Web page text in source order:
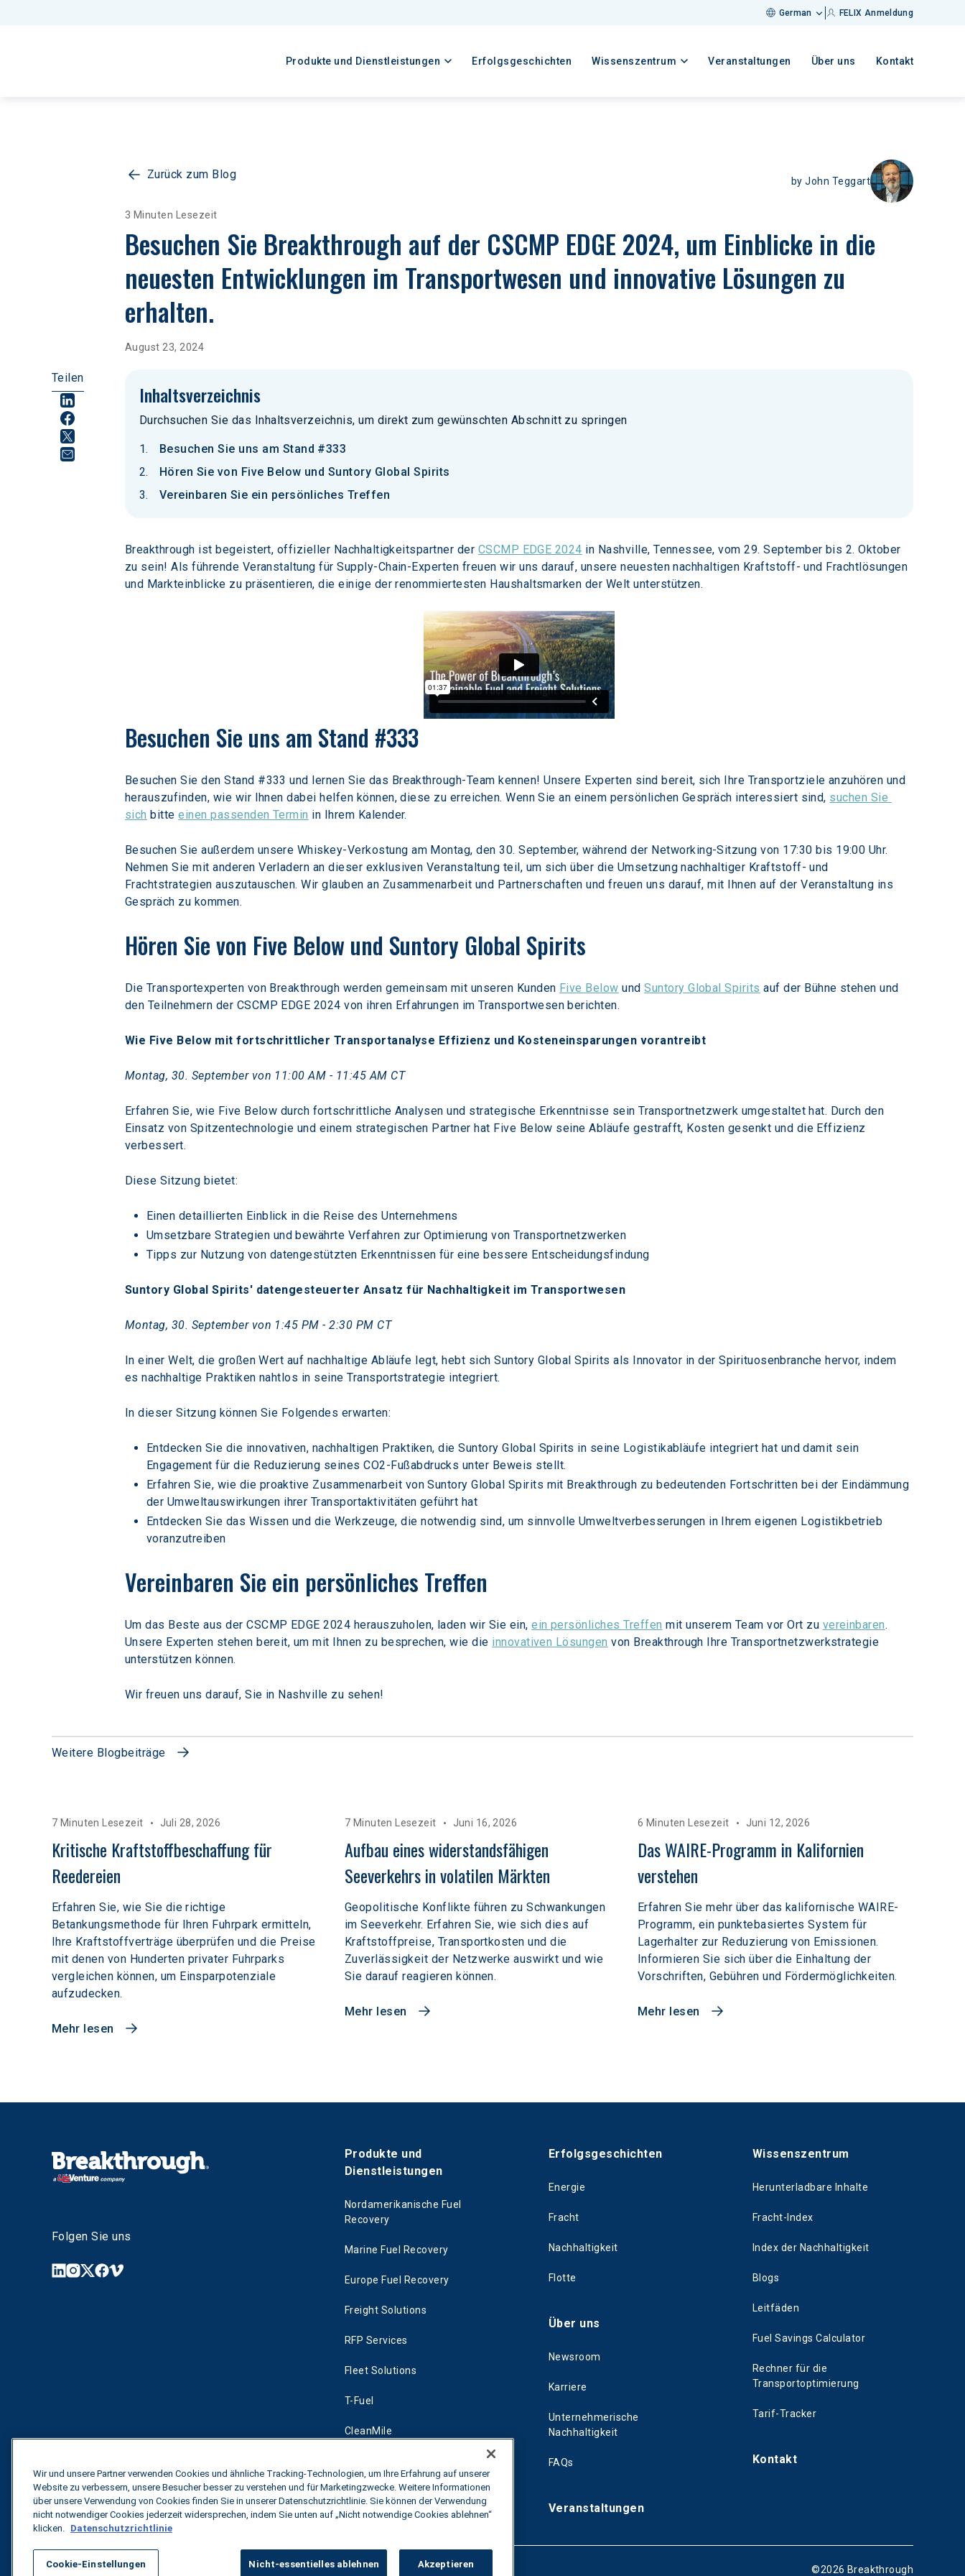
German FELIX Anmeldung
Produkte und Dienstleistungen Erfolgsgeschichten Wissenszentrum Veranstaltungen Über uns Kontakt
Zurück zum Blog byJohn Teggart
3 Minuten Lesezeit
Besuchen Sie Breakthrough auf der CSCMP EDGE 2024, um Einblicke in die
neuesten Entwicklungen im Transportwesen und innovative Lösungen zu
erhalten.
August 23, 2024
Teilen
Inhaltsverzeichnis
Durchsuchen Sie das Inhaltsverzeichnis, um direkt zum gewünschten Abschnitt zu springen
Besuchen Sie uns am Stand #333
Hören Sie von Five Below und Suntory Global Spirits
Vereinbaren Sie ein persönliches Treffen
Breakthrough ist begeistert, offizieller Nachhaltigkeitspartner der CSCMP EDGE 2024 in Nashville, Tennessee, vom 29. September bis 2. Oktober
zu sein! Als führende Veranstaltung für Supply-Chain-Experten freuen wir uns darauf, unsere neuesten nachhaltigen Kraftstoff- und Frachtlösungen
und Markteinblicke zu präsentieren, die einige der renommiertesten Haushaltsmarken der Welt unterstützen.
Besuchen Sie uns am Stand #333
Besuchen Sie den Stand #333 und lernen Sie das Breakthrough-Team kennen! Unsere Experten sind bereit, sich Ihre Transportziele anzuhören und
herauszufinden, wie wir Ihnen dabei helfen können, diese zu erreichen. Wenn Sie an einem persönlichen Gespräch interessiert sind, suchen Sie
sich bitte einen passenden Termin in Ihrem Kalender.
Besuchen Sie außerdem unsere Whiskey-Verkostung am Montag, den 30. September, während der Networking-Sitzung von 17:30 bis 19:00 Uhr.
Nehmen Sie mit anderen Verladern an dieser exklusiven Veranstaltung teil, um sich über die Umsetzung nachhaltiger Kraftstoff- und
Frachtstrategien auszutauschen. Wir glauben an Zusammenarbeit und Partnerschaften und freuen uns darauf, mit Ihnen auf der Veranstaltung ins
Gespräch zu kommen.
Hören Sie von Five Below und Suntory Global Spirits
Die Transportexperten von Breakthrough werden gemeinsam mit unseren Kunden Five Below und Suntory Global Spirits auf der Bühne stehen und
den Teilnehmern der CSCMP EDGE 2024 von ihren Erfahrungen im Transportwesen berichten.
Wie Five Below mit fortschrittlicher Transportanalyse Effizienz und Kosteneinsparungen vorantreibt
Montag, 30. September von 11:00 AM - 11:45 AM CT
Erfahren Sie, wie Five Below durch fortschrittliche Analysen und strategische Erkenntnisse sein Transportnetzwerk umgestaltet hat. Durch den
Einsatz von Spitzentechnologie und einem strategischen Partner hat Five Below seine Abläufe gestrafft, Kosten gesenkt und die Effizienz
verbessert.
Diese Sitzung bietet:
Einen detaillierten Einblick in die Reise des Unternehmens
Umsetzbare Strategien und bewährte Verfahren zur Optimierung von Transportnetzwerken
Tipps zur Nutzung von datengestützten Erkenntnissen für eine bessere Entscheidungsfindung
Suntory Global Spirits' datengesteuerter Ansatz für Nachhaltigkeit im Transportwesen
Montag, 30. September von 1:45 PM - 2:30 PM CT
In einer Welt, die großen Wert auf nachhaltige Abläufe legt, hebt sich Suntory Global Spirits als Innovator in der Spirituosenbranche hervor, indem
es nachhaltige Praktiken nahtlos in seine Transportstrategie integriert.
In dieser Sitzung können Sie Folgendes erwarten:
Entdecken Sie die innovativen, nachhaltigen Praktiken, die Suntory Global Spirits in seine Logistikabläufe integriert hat und damit sein
Engagement für die Reduzierung seines CO2-Fußabdrucks unter Beweis stellt.
Erfahren Sie, wie die proaktive Zusammenarbeit von Suntory Global Spirits mit Breakthrough zu bedeutenden Fortschritten bei der Eindämmung
der Umweltauswirkungen ihrer Transportaktivitäten geführt hat
Entdecken Sie das Wissen und die Werkzeuge, die notwendig sind, um sinnvolle Umweltverbesserungen in Ihrem eigenen Logistikbetrieb
voranzutreiben
Vereinbaren Sie ein persönliches Treffen
Um das Beste aus der CSCMP EDGE 2024 herauszuholen, laden wir Sie ein, ein persönliches Treffen mit unserem Team vor Ort zu vereinbaren.
Unsere Experten stehen bereit, um mit Ihnen zu besprechen, wie die innovativen Lösungen von Breakthrough Ihre Transportnetzwerkstrategie
unterstützen können.
Wir freuen uns darauf, Sie in Nashville zu sehen!
Weitere Blogbeiträge
7 Minuten Lesezeit Juli 28, 2026
Kritische Kraftstoffbeschaffung für
Reedereien
Erfahren Sie, wie Sie die richtige
Betankungsmethode für Ihren Fuhrpark ermitteln,
Ihre Kraftstoffverträge überprüfen und die Preise
mit denen von Hunderten privater Fuhrparks
vergleichen können, um Einsparpotenziale
aufzudecken.
Mehr lesen
7 Minuten Lesezeit Juni 16, 2026
Aufbau eines widerstandsfähigen
Seeverkehrs in volatilen Märkten
Geopolitische Konflikte führen zu Schwankungen
im Seeverkehr. Erfahren Sie, wie sich dies auf
Kraftstoffpreise, Transportkosten und die
Zuverlässigkeit der Netzwerke auswirkt und wie
Sie darauf reagieren können.
Mehr lesen
6 Minuten Lesezeit Juni 12, 2026
Das WAIRE-Programm in Kalifornien
verstehen
Erfahren Sie mehr über das kalifornische WAIRE-
Programm, ein punktebasiertes System für
Lagerhalter zur Reduzierung von Emissionen.
Informieren Sie sich über die Einhaltung der
Vorschriften, Gebühren und Fördermöglichkeiten.
Mehr lesen
Folgen Sie uns
Produkte und
Dienstleistungen
Nordamerikanische Fuel
Recovery
Marine Fuel Recovery
Europe Fuel Recovery
Freight Solutions
RFP Services
Fleet Solutions
T-Fuel
CleanMile
Erfolgsgeschichten
Energie
Fracht
Nachhaltigkeit
Flotte
Über uns
Newsroom
Karriere
Unternehmerische
Nachhaltigkeit
FAQs
Veranstaltungen
Wissenszentrum
Herunterladbare Inhalte
Fracht-Index
Index der Nachhaltigkeit
Blogs
Leitfäden
Fuel Savings Calculator
Rechner für die
Transportoptimierung
Tarif-Tracker
Kontakt
Alle Rechte vorbehalten. Datenschutzbestimmungen ©2026 Breakthrough
Wir und unsere Partner verwenden Cookies und ähnliche Tracking-Technologien, um Ihre Erfahrung auf unserer
Website zu verbessern, unsere Besucher besser zu verstehen und für Marketingzwecke. Weitere Informationen
über unsere Verwendung von Cookies finden Sie in unserer Datenschutzrichtlinie. Sie können der Verwendung
nicht notwendiger Cookies jederzeit widersprechen, indem Sie unten auf „Nicht notwendige Cookies ablehnen“
klicken. Datenschutzrichtlinie
Cookie-Einstellungen Nicht-essentielles ablehnen Akzeptieren